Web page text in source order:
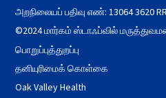
அறநிலையப் பதிவு எண்: 13064 3620
©2024 மார்கம் ஸ்டாஃப்வில்
பொறுப்புத்துறப்பு
தனியுரிமைக் கொள்கை
Oak Valley Health